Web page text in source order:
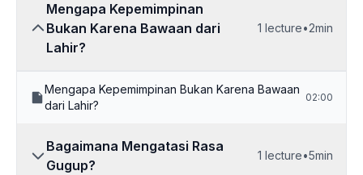
Mengapa Kepemimpinan
Bukan Karena Bawaan dari
Lahir?
1 lecture•2min
Mengapa Kepemimpinan Bukan Karena Bawaan
dari Lahir?
02:00
Bagaimana Mengatasi Rasa
Gugup?
1 lecture•5min